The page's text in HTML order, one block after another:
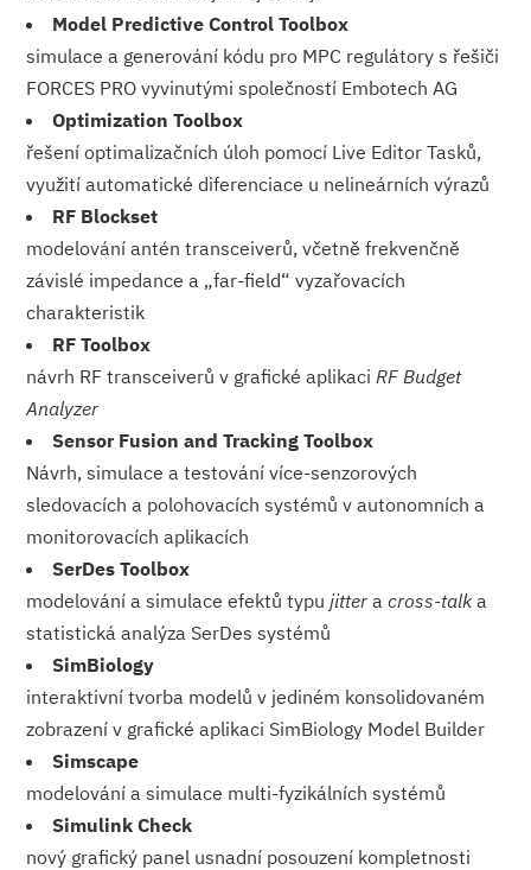
Model Predictive Control Toolbox
simulace a generování kódu pro MPC regulátory s řešiči
FORCES PRO vyvinutými společností Embotech AG
Optimization Toolbox
řešení optimalizačních úloh pomocí Live Editor Tasků,
využití automatické diferenciace u nelineárních vý­razů
RF Blockset
modelování antén transceiverů, včetně frekvenčně
závislé impedance a „far-field“ vyzařovacích
charakteristik
RF Toolbox
návrh RF transceiverů v grafické aplikaci RF Budget
Analyzer
Sensor Fusion and Tracking Toolbox
Návrh, simulace a testování více-senzorových
sledovacích a polohovacích systémů v autonomních a
monitorovacích aplikacích
SerDes Toolbox
modelování a simulace efektů typujitter across-talka
statistická analýza SerDes systémů
SimBiology
interaktivní tvorba modelů v jediném konsolidovaném
zobrazení v grafické aplikaci SimBiology Model Builder
Simscape
modelování a simulace multi-fyzikálních systémů
Simulink Check
nový grafický panel usnadní posouzení kompletnosti